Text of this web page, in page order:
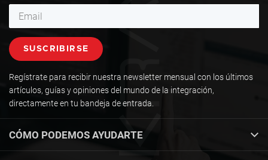
CÓMO PODEMOS AYUDARTE
Regístrate para recibir nuestra newsletter mensual con los últimos
artículos, guías y opiniones del mundo de la integración,
directamente en tu bandeja de entrada.